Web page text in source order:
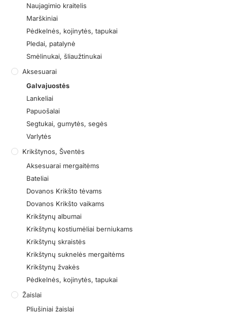
Naujagimio kraitelis
Marškiniai
Pėdkelnės, kojinytės, tapukai
Pledai, patalynė
Smėlinukai, šliaužtinukai
Aksesuarai
Galvajuostės
Lankeliai
Papuošalai
Segtukai, gumytės, segės
Varlytės
Krikštynos, Šventės
Aksesuarai mergaitėms
Bateliai
Dovanos Krikšto tėvams
Dovanos Krikšto vaikams
Krikštynų albumai
Krikštynų kostiumėliai berniukams
Krikštynų skraistės
Krikštynų suknelės mergaitėms
Krikštynų žvakės
Pėdkelnės, kojinytės, tapukai
Žaislai
Pliušiniai žaislai